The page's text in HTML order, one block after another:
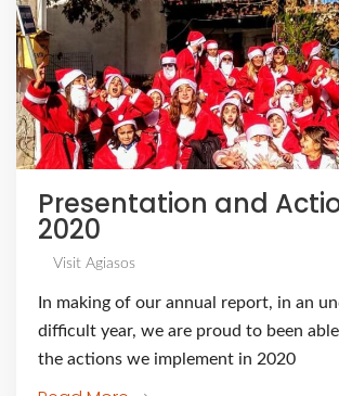
Presentation and
2020
Visit Agiasos
In making of our annual report, in an
difficult year, we are proud to been
the actions we implement in 2020